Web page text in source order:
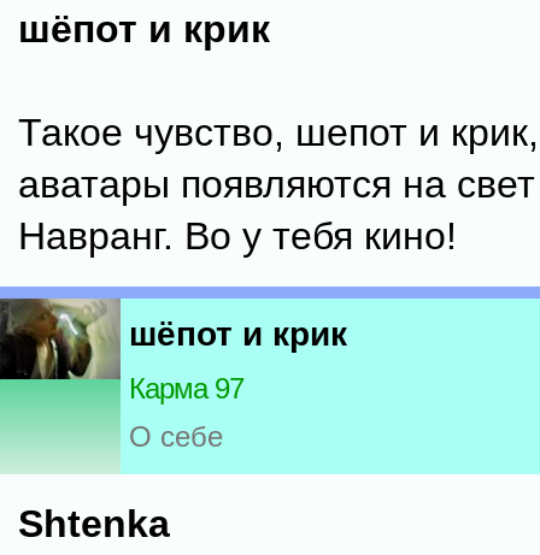
шёпот и крик
Такое чувство, шепот и
аватары появляются на
Навранг. Во у тебя кино!
шёпот и крик
Карма 97
О себе
Shtenka